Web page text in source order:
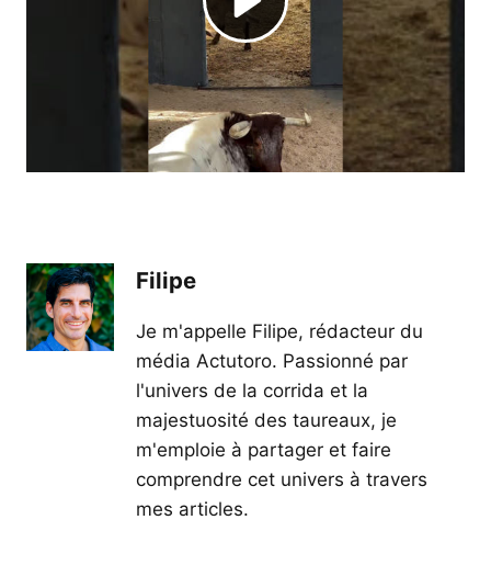
Filipe
Je m'appelle Filipe, rédacteur du
média Actutoro. Passionné par
l'univers de la corrida et la
majestuosité des taureaux, je
m'emploie à partager et faire
comprendre cet univers à travers
mes articles.